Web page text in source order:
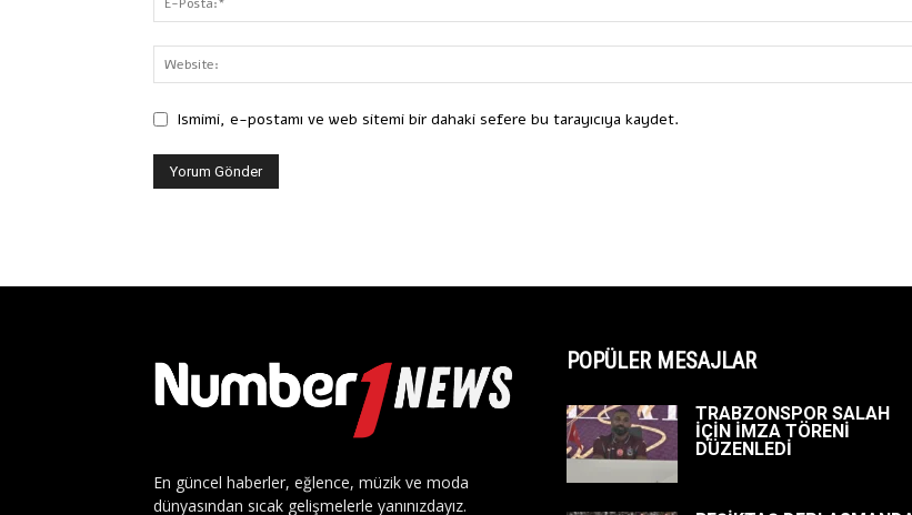
Ismimi, e-postamı ve web sitemi bir dahaki sefere bu tarayıcıya kaydet.
En güncel haberler, eğlence, müzik ve moda
dünyasından sıcak gelişmelerle yanınızdayız.
POPÜLER MESAJLAR
TRABZONSPOR SALAH
İÇİN İMZA TÖRENİ
DÜZENLEDİ